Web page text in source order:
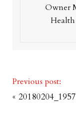
Owner
Previous post:
«